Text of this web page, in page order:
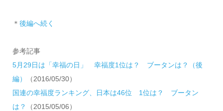
＊ 後編へ続く
参考記事
5月29日は「幸福の日」 幸福度1位は？ ブータンは？（後
編）
（2016/05/30）
国連の幸福度ランキング、日本は46位 1位は？ ブータン
は？
（2015/05/06）